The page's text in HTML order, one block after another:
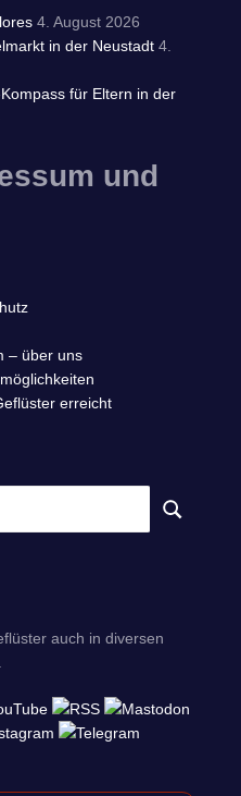
4. August 2026
in der Neustadt 4.
für Eltern in der
und
– über uns
erreicht
SUCHEN
auch in diversen